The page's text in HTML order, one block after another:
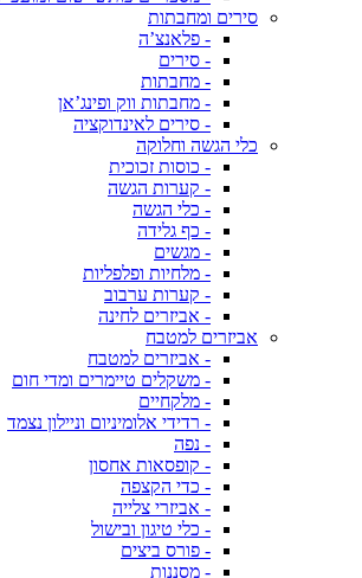
סירים ומחבתות
- פלאנצ’ה
- סירים
- מחבתות
- מחבתות ווק ופינג’אן
- סירים לאינדוקציה
כלי הגשה וחלוקה
- כוסות זכוכית
- קערות הגשה
- כלי הגשה
- כף גלידה
- מגשים
- מלחיות ופלפליות
- קערות ערבוב
- אביזרים לחינה
אביזרים למטבח
- אביזרים למטבח
- משקלים טיימרים ומדי חום
- מלקחיים
- רדידי אלומיניום וניילון נצמד
- נפה
- קופסאות אחסון
- כדי הקצפה
- אביזרי צלייה
- כלי טיגון ובישול
- פורס ביצים
- מסננות